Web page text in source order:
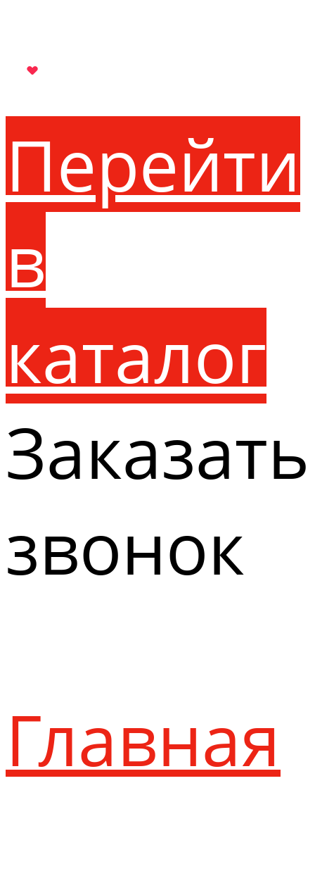
Перейти
в
каталог
Заказать
звонок
Главная